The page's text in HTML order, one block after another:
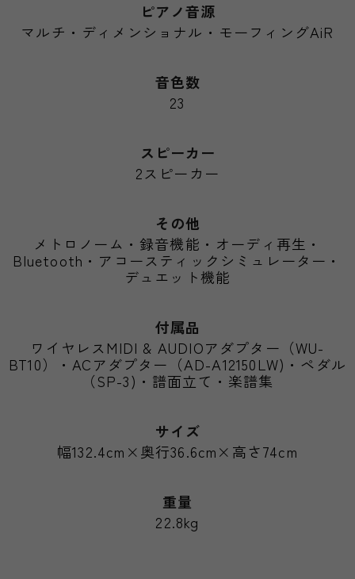
ピアノ音源
マルチ・ディメンショナル・モーフィングAiR
音色数
23
スピーカー
2スピーカー
その他
メトロノーム・録音機能・オーディ再生・
Bluetooth・アコースティックシミュレーター・
デュエット機能
付属品
ワイヤレスMIDI & AUDIOアダプター（WU-
BT10）・ACアダプター（AD-A12150LW)・ペダル
（SP-3)・譜面立て・楽譜集
サイズ
幅132.4cm×奥行36.6cm×高さ74cm
重量
22.8kg